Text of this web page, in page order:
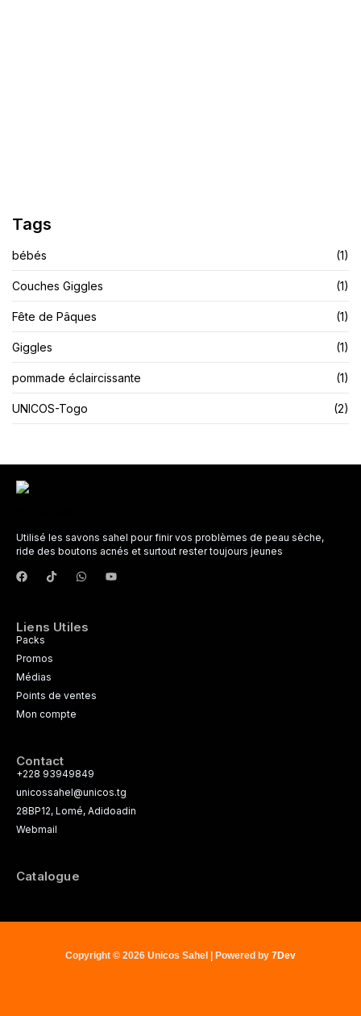
Tags
bébés (1)
Couches Giggles (1)
Fête de Pâques (1)
Giggles (1)
pommade éclaircissante (1)
UNICOS-Togo (2)
Utilisé les savons sahel pour finir vos problèmes de peau sèche,
ride des boutons acnés et surtout rester toujours jeunes
Liens Utiles
Packs
Promos
Médias
Points de ventes
Mon compte
Contact
+228 93949849
unicossahel@unicos.tg
28BP12, Lomé, Adidoadin
Webmail
Catalogue
Copyright © 2026 Unicos Sahel | Powered by 7Dev